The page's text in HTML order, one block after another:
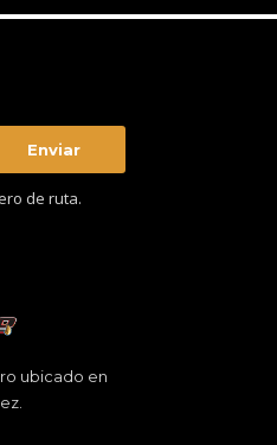
de ruta.
ubicado en